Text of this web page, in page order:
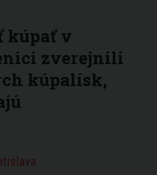
kúpať v
zverejnili
kúpalísk,